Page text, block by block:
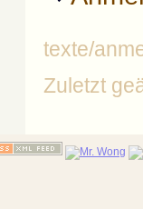
texte/
Zuletzt